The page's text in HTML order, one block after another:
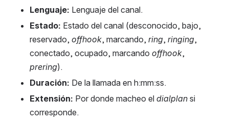
Lenguaje: Lenguaje del canal.
Estado: Estado del canal (desconocido, bajo,
reservado, offhook, marcando, ring, ringing,
conectado, ocupado, marcando offhook
prering).
Duración: De la llamada en h:mm:ss.
Extensión: Por donde macheo el dialplan si
corresponde.